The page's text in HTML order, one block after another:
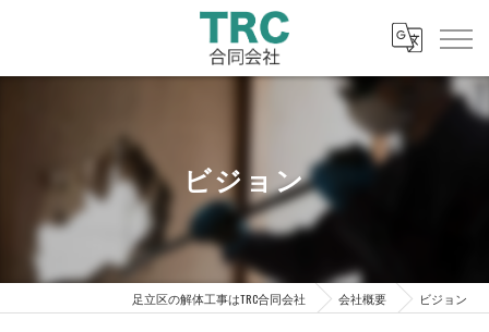
ビジョン
足立区の解体工事はTRC合同会社 会社概要 ビジョン